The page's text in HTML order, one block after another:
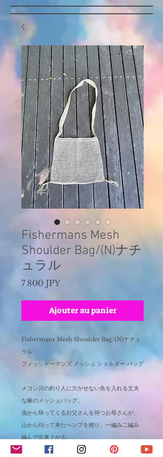
Fishermans Mesh
Shoulder Bag/(N)ナチ
ュラル
7 800 JPYPrix
Ajouter au panier
Fishermans Mesh Shoulder Bag/(N)ナチュ
ラル
フィッシャーマンズ メッシュ ショルダー バッグ
メコン川の釣り人に欠かせない魚を入れる丈夫
な麻のメッシュバッグ。
漁から帰ってくるお父さんを待つお母さんが、
山から刈って来たヘンプを撚り、一編み二編み
編んで出来上がる。
木ノ実やハーブ、野菜を入れたり、お弁当を入